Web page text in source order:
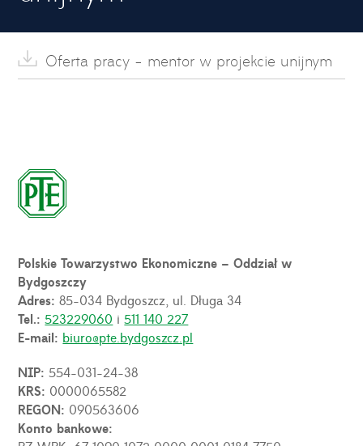
Oferta pracy - mentor w projekcie unijnym
Polskie Towarzystwo Ekonomiczne – Oddział w
Bydgoszczy
Adres:85-034 Bydgoszcz, ul. Długa 34
Tel.:523229060 i511 140 227
E-mail: biuro@pte.bydgoszcz.pl
NIP:554-031-24-38
KRS: 0000065582
REGON: 090563606
Konto bankowe: